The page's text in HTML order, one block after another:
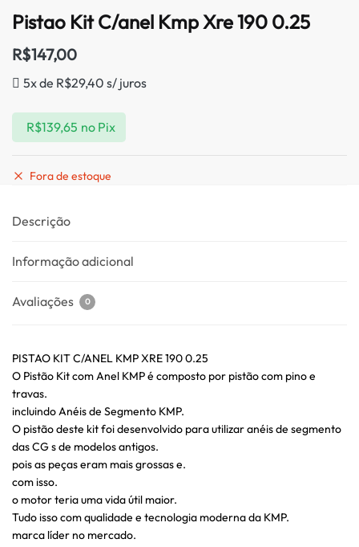
Pistao Kit C/anel Kmp Xre 190 0.25
R$147,00
5x de R$29,40 s/ juros
R$139,65 no Pix
Fora de estoque
Descrição
Informação adicional
Avaliações 0
PISTAO KIT C/ANEL KMP XRE 190 0.25
O Pistão Kit com Anel KMP é composto por pistão com pino e
travas.
incluindo Anéis de Segmento KMP.
O pistão deste kit foi desenvolvido para utilizar anéis de segmento
das CG s de modelos antigos.
pois as peças eram mais grossas e.
com isso.
o motor teria uma vida útil maior.
Tudo isso com qualidade e tecnologia moderna da KMP.
marca líder no mercado.